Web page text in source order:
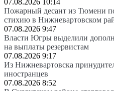
Пожарный десант из Тюмени
стихию в Нижневартовском
07.08.2026 9:47
Власти Югры выделили
на выплаты резервистам
07.08.2026 9:17
Из Нижневартовска
иностранцев
07.08.2026 8:52